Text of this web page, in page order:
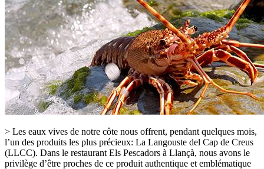
> Les eaux vives de notre côte nous offrent, pendant quelques mois,
l’un des produits les plus précieux: La Langouste del Cap de Creus
(LLCC). Dans le restaurant Els Pescadors à Llançà, nous avons le
privilège d’être proches de ce produit authentique et emblématique